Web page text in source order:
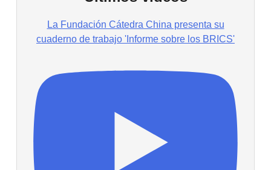
La Fundación Cátedra China presenta su
cuaderno de trabajo 'Informe sobre los BRICS'